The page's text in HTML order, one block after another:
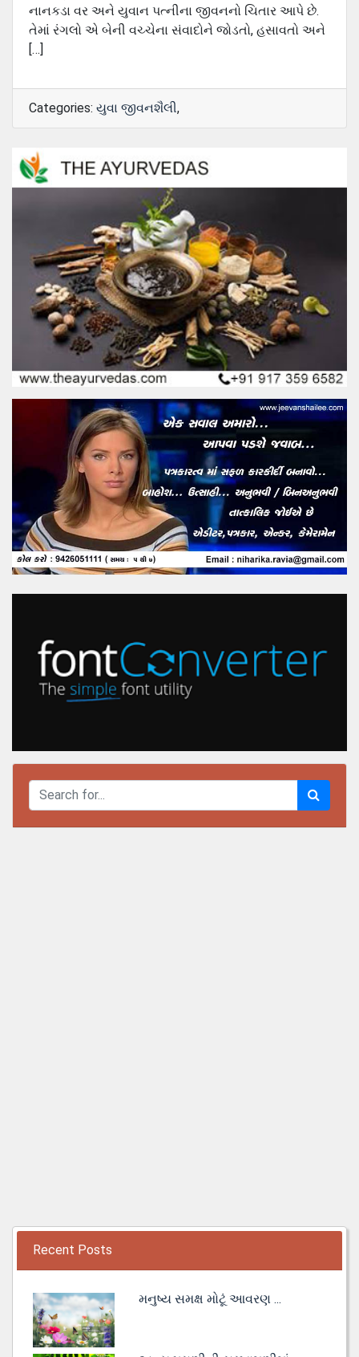
નાનકડા વર અને યુવાન પત્‍નીના જીવનનો ચિતાર આપે છે.
તેમાં રંગલો એ બેની વચ્‍ચેના સંવાદોને જોડતો, હસાવતો અને
[…]
Categories: યુવા જીવનશૈલી,
Recent Posts
મનુષ્ય સમક્ષ મોટૂં આવરણ ...